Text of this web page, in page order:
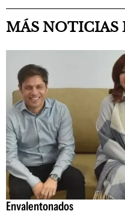
MÁS NOTICIAS
Envalentonados